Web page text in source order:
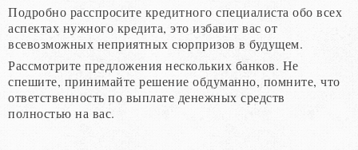
Подробно расспросите кредитного специалиста обо всех
аспектах нужного кредита, это избавит вас от
всевозможных неприятных сюрпризов в будущем.
Рассмотрите предложения нескольких банков. Не
спешите, принимайте решение обдуманно, помните, что
ответственность по выплате денежных средств
полностью на вас.